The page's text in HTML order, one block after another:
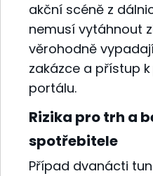
akční scéně z
nemusí vytáhnout
věrohodně
zakázce a přístup
portálu.
Rizika pro trh a
spotřebitele
Případ dvanácti